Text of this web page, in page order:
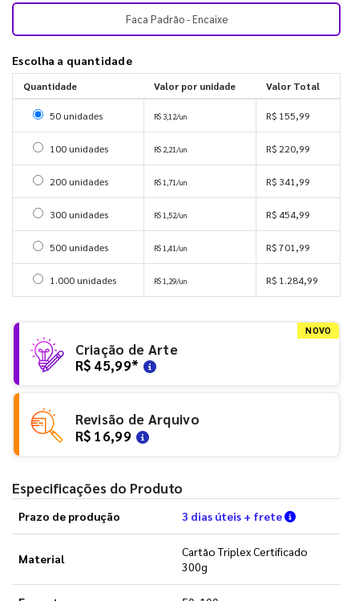
Faca Padrão - Encaixe
Escolha a quantidade
Quantidade Valor por unidade Valor Total
Selecionar 50 unidades
50 unidades R$ 3,12/un R$ 155,99
Selecionar 100 unidades
100 unidades R$ 2,21/un R$ 220,99
Selecionar 200 unidades
200 unidades R$ 1,71/un R$ 341,99
Selecionar 300 unidades
300 unidades R$ 1,52/un R$ 454,99
Selecionar 500 unidades
500 unidades R$ 1,41/un R$ 701,99
Selecionar 1000 unidades
1.000 unidades R$ 1,29/un R$ 1.284,99
NOVO
Criação de Arte
R$ 45,99*
Revisão de Arquivo
R$ 16,99
Especificações do Produto
Prazo de produção 3 dias úteis + frete Verifique
Material
Cartão Triplex Certificado
300g